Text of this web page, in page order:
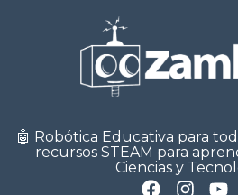
🤖 Robótica Educativa para
recursos STEAM para
Ciencias y